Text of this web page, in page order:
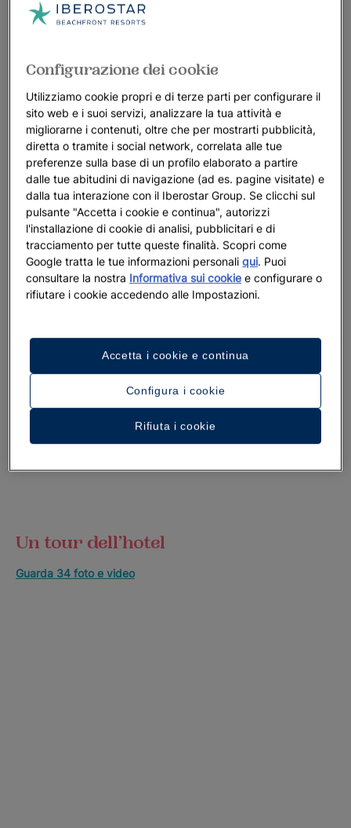
Un tour dell’hotel
Guarda 34 foto e video
Configurazione dei cookie
Utilizziamo cookie propri e di terze parti per configurare il
sito web e i suoi servizi, analizzare la tua attività e
migliorarne i contenuti, oltre che per mostrarti pubblicità,
diretta o tramite i social network, correlata alle tue
preferenze sulla base di un profilo elaborato a partire
dalle tue abitudini di navigazione (ad es. pagine visitate) e
dalla tua interazione con il Iberostar Group. Se clicchi sul
pulsante "Accetta i cookie e continua", autorizzi
l'installazione di cookie di analisi, pubblicitari e di
tracciamento per tutte queste finalità. Scopri come
Google tratta le tue informazioni personaliqui. Puoi
consultare la nostra Informativa sui cookie e configurare o
rifiutare i cookie accedendo alle Impostazioni.
Configura i cookie
Rifiuta i cookie
Accetta i cookie e continua